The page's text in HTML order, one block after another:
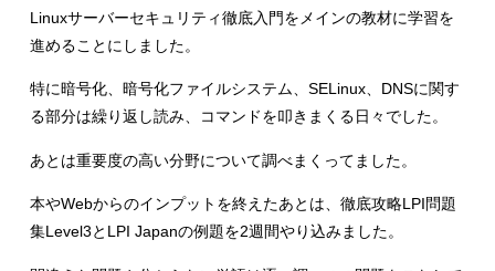
Linuxサーバーセキュリティ徹底入門をメインの教材に学習を
進めることにしました。
特に暗号化、暗号化ファイルシステム、SELinux、DNSに関す
る部分は繰り返し読み、コマンドを叩きまくる日々でした。
あとは重要度の高い分野について調べまくってました。
本やWebからのインプットを終えたあとは、徹底攻略LPI問題
集Level3とLPI Japanの例題を2週間やり込みました。